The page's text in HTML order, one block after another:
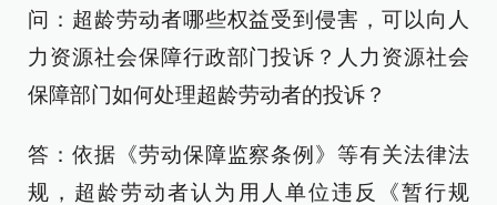
问：超龄劳动者哪些权益受到侵害，可以向人
力资源社会保障行政部门投诉？人力资源社会
保障部门如何处理超龄劳动者的投诉？
答：依据《劳动保障监察条例》等有关法律法
规，超龄劳动者认为用人单位违反《暂行规